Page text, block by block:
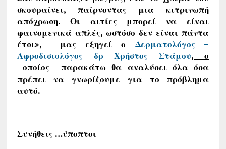
σκουραίνει, παίρνοντας μια κιτρινωπή
απόχρωση. Οι αιτίες μπορεί να είναι
φαινομενικά απλές, ωστόσο δεν είναι πάντα
έτσι», μας εξηγεί οΔερματολόγος –
Αφροδισιολόγος δρ Χρήστος Στάμου, ο
οποίος παρακάτω θα αναλύσει όλα όσα
πρέπει να γνωρίζουμε για το πρόβλημα
αυτό.
Συνήθεις …ύποπτοι